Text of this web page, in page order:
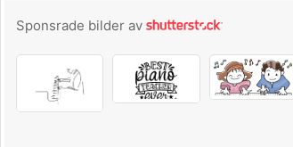
Sponsrade bilder av